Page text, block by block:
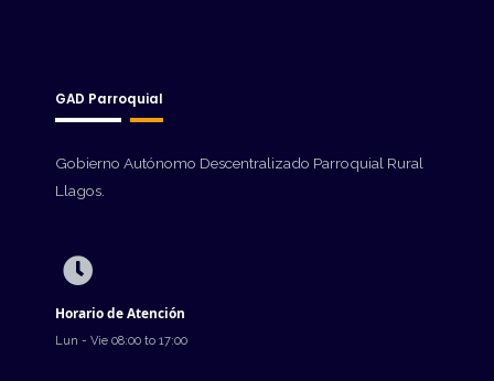
GAD Parroquial
Gobierno Autónomo Descentralizado Parroquial Rural
Llagos.
Horario de Atención
Lun - Vie 08:00 to 17:00